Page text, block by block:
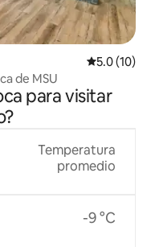
Calificación
5.0 (10)
de MSU
para visitar
Temperatura
promedio
-9 °C